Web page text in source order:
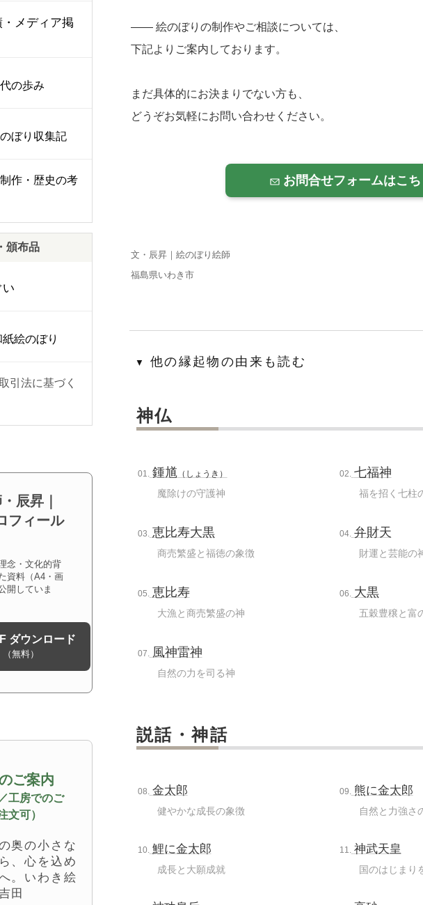
—— 絵のぼりの制作やご相談については、
下記よりご案内しております。
まだ具体的にお決まりでない方も、
どうぞお気軽にお問い合わせください。
お問合せフォームはこ
文・辰昇｜絵のぼり絵師
福島県いわき市
▼ 他の縁起物の由来も読む
神仏
01. 鍾馗（しょうき）
魔除けの守護神
02. 七福神
福を招く七柱
03. 恵比寿大黒
商売繁盛と福徳の象徴
04. 弁財天
財運と芸能の
05. 恵比寿
大漁と商売繁盛の神
06. 大黒
五穀豊穣と富
07. 風神雷神
自然の力を司る神
説話・神話
08. 金太郎
健やかな成長の象徴
09. 熊に金太郎
自然と力強さ
10. 鯉に金太郎
成長と大願成就
11. 神武天皇
国のはじまり
メディア掲
の歩み
ぼり収集記
作・歴史の考
頒布品
絵のぼり
引法に基づく
辰昇｜
フィール
念・文化的背
資料（A4・画
開していま
ダウンロード
（無料）
ご案内
工房でのご
文可）
奥の小さな
、心を込め
。いわき絵
田